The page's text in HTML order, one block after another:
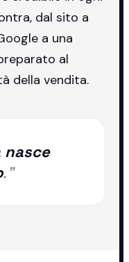
dal sito a
a una
al
della vendita.
nasce
.”